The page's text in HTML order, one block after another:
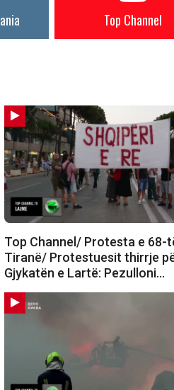
Top Channel
Top Channel/ Protesta e 68-
Tiranë/ Protestuesit thirrje
Gjykatën e Lartë: Pezulloni…